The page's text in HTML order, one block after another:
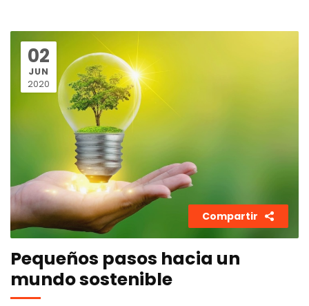
02
JUN
2020
Compartir
Pequeños pasos hacia un
mundo sostenible